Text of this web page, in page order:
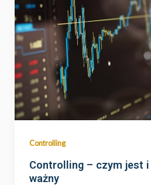
Controlling
Controlling – czym jest
ważny